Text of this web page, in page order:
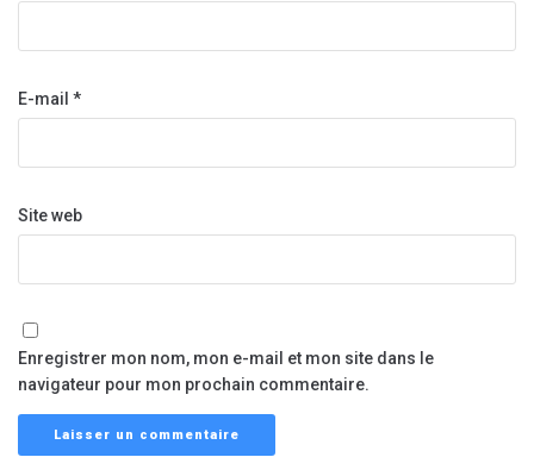
E-mail *
Site web
Enregistrer mon nom, mon e-mail et mon site dans le
navigateur pour mon prochain commentaire.